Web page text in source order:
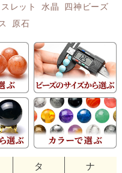
レット 水晶
四神ビーズ
原石
タ
ナ